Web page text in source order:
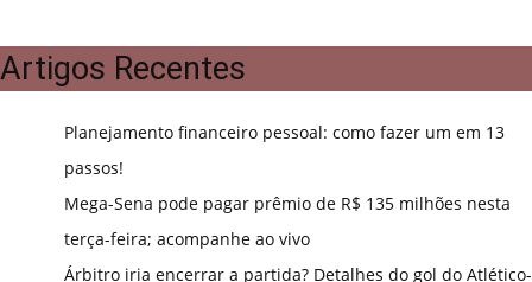
Artigos Recentes
Planejamento financeiro pessoal: como fazer um em 13
passos!
Mega-Sena pode pagar prêmio de R$ 135 milhões nesta
terça-feira; acompanhe ao vivo
Árbitro iria encerrar a partida? Detalhes do gol do Atlético-